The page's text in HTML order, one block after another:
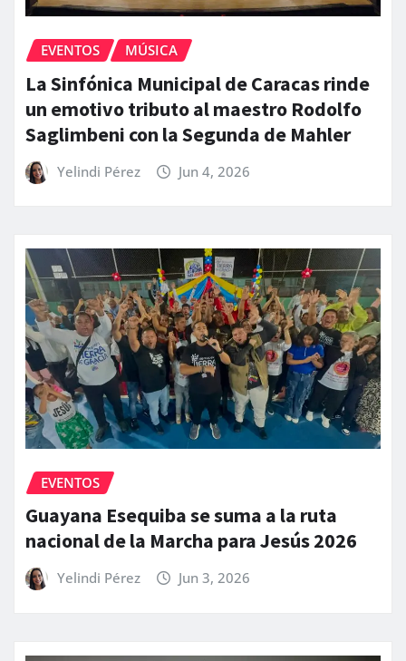
EVENTOS MÚSICA
La Sinfónica Municipal de Caracas rinde
un emotivo tributo al maestro Rodolfo
Saglimbeni con la Segunda de Mahler
Yelindi Pérez Jun 4, 2026
EVENTOS
Guayana Esequiba se suma a la ruta
nacional de la Marcha para Jesús 2026
Yelindi Pérez Jun 3, 2026